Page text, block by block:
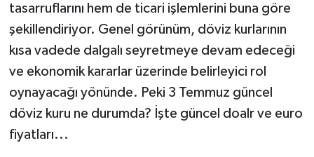
tasarruflarını hem de ticari işlemlerini buna göre
şekillendiriyor. Genel görünüm, döviz kurlarının
kısa vadede dalgalı seyretmeye devam edeceği
ve ekonomik kararlar üzerinde belirleyici rol
oynayacağı yönünde. Peki 3 Temmuz güncel
döviz kuru ne durumda? İşte güncel doalr ve euro
fiyatları...